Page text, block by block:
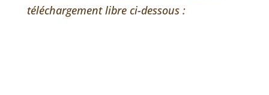
téléchargement libre ci-dessous :